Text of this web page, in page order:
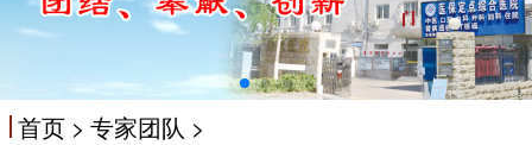
首页> 专家团队 >